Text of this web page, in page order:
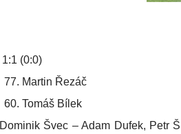
1:1 (0:0)
77. Martin Řezáč
60. Tomáš Bílek
Dominik Švec – Adam Dufek, Petr